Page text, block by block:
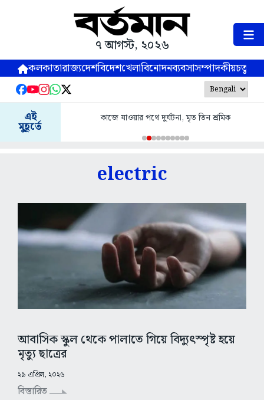
৭ আগস্ট, ২০২৬
কলকাতারাজ্যদেশবিদেশখেলাবিনোদনব্যবসাসম্পাদকীয়
এই
মুহূর্তে
কাজে যাওয়ার পথে দুর্ঘটনা, মৃত তিন শ্রমিক
electric
আবাসিক স্কুল থেকে পালাতে গিয়ে বিদ্যুৎস্পৃষ্ট হয়ে
মৃত্যু ছাত্রের
২৯ এপ্রিল, ২০২৬
বিস্তারিত